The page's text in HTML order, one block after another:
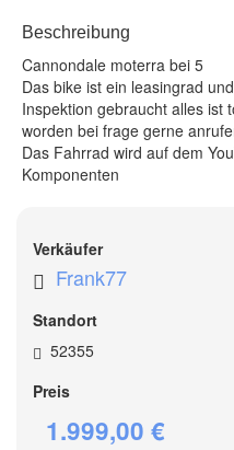
Beschreibung
Cannondale moterra bei 5
Das bike ist ein leasingrad
Inspektion gebraucht alles ist
worden bei frage gerne
Das Fahrrad wird auf dem
Komponenten
Verkäufer
Frank77
Standort
52355
Preis
1.999,00 €